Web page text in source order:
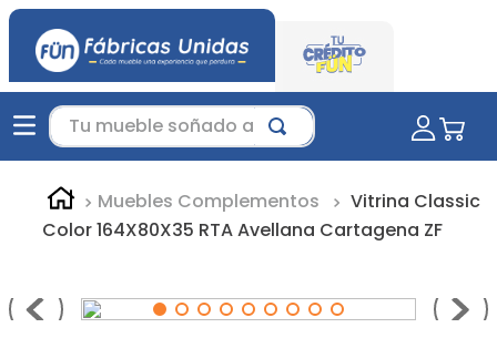
Tu mueble soñado aquí...
Muebles Complementos
Vitrina Classic
Color 164X80X35 RTA Avellana Cartagena ZF